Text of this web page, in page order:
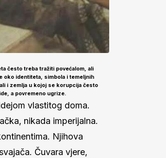
često treba tražiti povećalom, ali
oko identiteta, simbola i temeljnih
i zemlja u kojoj se korupcija često
a povremeno ugrize.
vlastitog doma.
nikada imperijalna.
Njihova
Čuvara vjere,